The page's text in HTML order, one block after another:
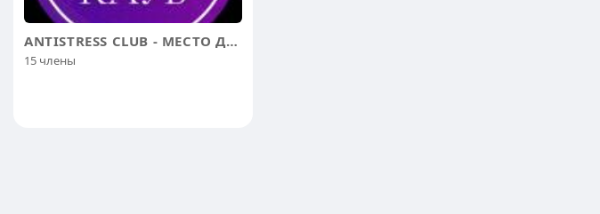
ANTISTRESS CLUB - МЕСТО ДЛЯ ОТДЫХА №1 В
15 члены